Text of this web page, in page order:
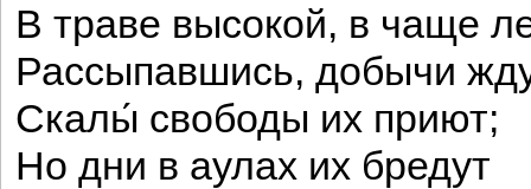
В траве высокой, в чаще
Рассыпавшись, добычи
Скалы́ свободы их приют;
Но дни в аулах их бредут